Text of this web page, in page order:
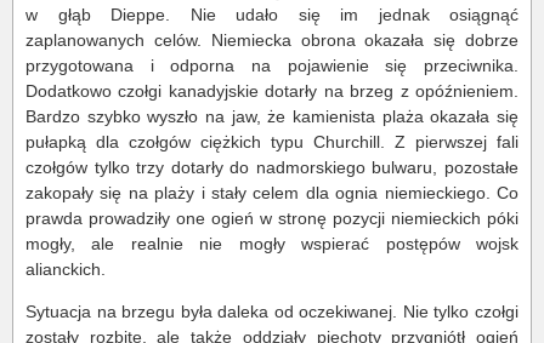
w głąb Dieppe. Nie udało się im jednak osiągnąć
zaplanowanych celów. Niemiecka obrona okazała się dobrze
przygotowana i odporna na pojawienie się przeciwnika.
Dodatkowo czołgi kanadyjskie dotarły na brzeg z opóźnieniem.
Bardzo szybko wyszło na jaw, że kamienista plaża okazała się
pułapką dla czołgów ciężkich typu Churchill. Z pierwszej fali
czołgów tylko trzy dotarły do nadmorskiego bulwaru, pozostałe
zakopały się na plaży i stały celem dla ognia niemieckiego. Co
prawda prowadziły one ogień w stronę pozycji niemieckich póki
mogły, ale realnie nie mogły wspierać postępów wojsk
alianckich.
Sytuacja na brzegu była daleka od oczekiwanej. Nie tylko czołgi
zostały rozbite, ale także oddziały piechoty przygniótł ogień